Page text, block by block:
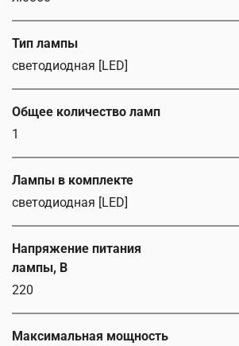
Тип лампы
светодиодная [LED]
Общее количество ламп
1
Лампы в комплекте
светодиодная [LED]
Напряжение питания
лампы, В
220
Максимальная мощность